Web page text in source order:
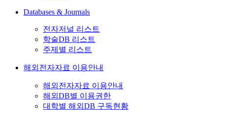
Databases & Journals
전자저널 리스트
학술DB 리스트
주제별 리스트
해외전자자료 이용안내
해외전자자료 이용안내
해외DB별 이용권한
대학별 해외DB 구독현황